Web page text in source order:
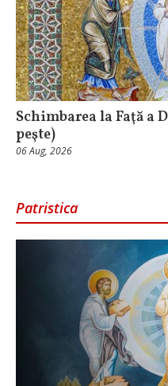
Schimbarea la Faţă a
peşte)
06 Aug, 2026
Patristica